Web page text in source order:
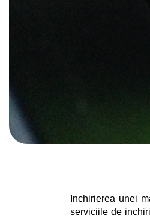
Inchirierea unei
serviciile de